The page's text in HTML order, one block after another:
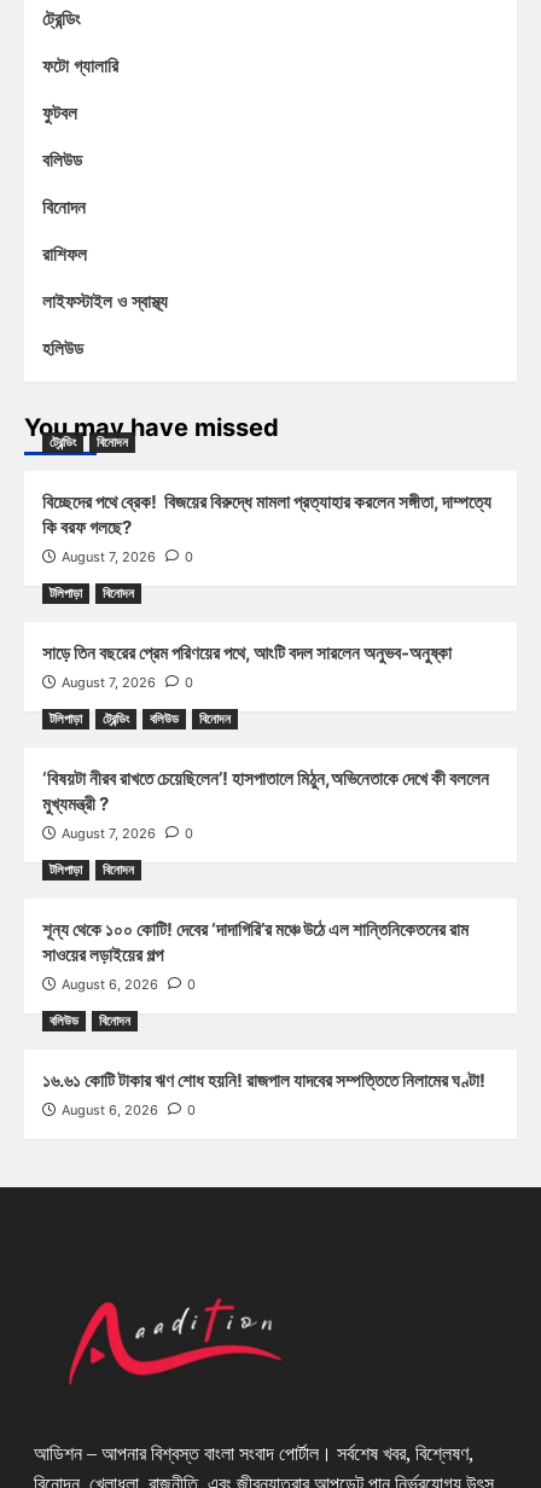
ট্রেন্ডিং
ফটো গ্যালারি
ফুটবল
বলিউড
বিনোদন
রাশিফল
লাইফস্টাইল ও স্বাস্থ্য
হলিউড
You may have missed
ট্রেন্ডিং বিনোদন
বিচ্ছেদের পথে ব্রেক! বিজয়ের বিরুদ্ধে মামলা প্রত্যাহার করলেন সঙ্গীতা, দাম্পত্যে
কি বরফ গলছে?
August 7, 2026 0
টলিপাড়া বিনোদন
সাড়ে তিন বছরের প্রেম পরিণয়ের পথে, আংটি বদল সারলেন অনুভব-অনুষ্কা
August 7, 2026 0
টলিপাড়া ট্রেন্ডিং বলিউড বিনোদন
‘বিষয়টা নীরব রাখতে চেয়েছিলেন’! হাসপাতালে মিঠুন,অভিনেতাকে দেখে কী বললেন
মুখ্যমন্ত্রী ?
August 7, 2026 0
টলিপাড়া বিনোদন
শূন্য থেকে ১০০ কোটি! দেবের ‘দাদাগিরি’র মঞ্চে উঠে এল শান্তিনিকেতনের রাম
সাওয়ের লড়াইয়ের গল্প
August 6, 2026 0
বলিউড বিনোদন
১৬.৬১ কোটি টাকার ঋণ শোধ হয়নি! রাজপাল যাদবের সম্পত্তিতে নিলামের ঘণ্টা!
August 6, 2026 0
আডিশন – আপনার বিশ্বস্ত বাংলা সংবাদ পোর্টাল। সর্বশেষ খবর, বিশ্লেষণ,